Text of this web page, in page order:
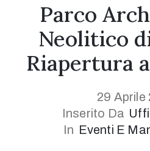
RassegnaParco
Neolitico
Riapertura
29 Aprile
Inserito Da
In Eventi E